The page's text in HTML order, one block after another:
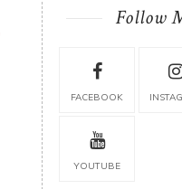
Follow
FACEBOOK
YOUTUBE